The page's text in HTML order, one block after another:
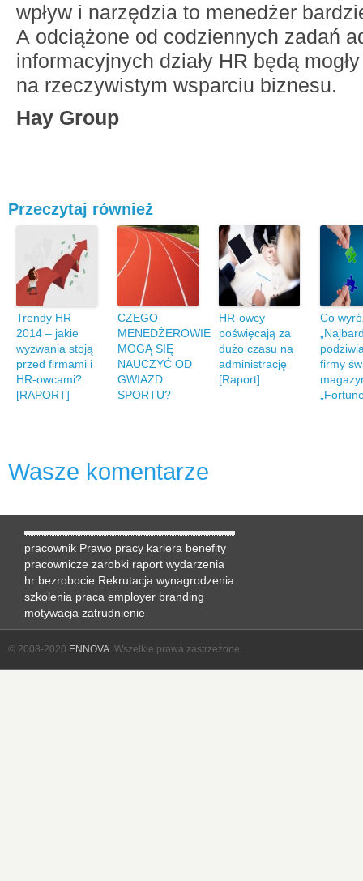
wpływ i narzędzia to menedżer
A odciążone od codziennych zadań
informacyjnych działy HR będą
na rzeczywistym wsparciu biznesu.
Hay Group
Przeczytaj również
Trendy HR
2014 – jakie
wyzwania stoją
przed firmami i
HR-owcami?
[RAPORT]
CZEGO
MENEDŻEROWIE
MOGĄ SIĘ
NAUCZYĆ OD
GWIAZD
SPORTU?
HR-owcy
poświęcają za
dużo czasu na
administrację
[Raport]
Co
firmy
Wasze komentarze
pracownik Prawo pracy kariera benefity
pracownicze zarobki raport wydarzenia
hr bezrobocie Rekrutacja wynagrodzenia
szkolenia praca employer branding
motywacja zatrudnienie
© 2008-2020 ENNOVA. Wszelkie prawa zastrzeżone.